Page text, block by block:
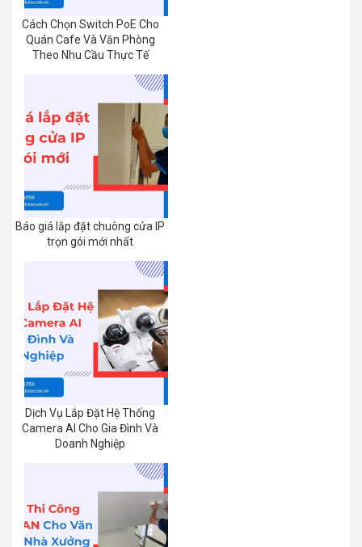
Cách Chọn Switch PoE Cho
Quán Cafe Và Văn Phòng
Theo Nhu Cầu Thực Tế
Báo giá lắp đặt chuông cửa IP
trọn gói mới nhất
Dịch Vụ Lắp Đặt Hệ Thống
Camera AI Cho Gia Đình Và
Doanh Nghiệp